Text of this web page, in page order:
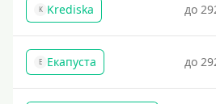
K Krediska до
Е Екапуста до